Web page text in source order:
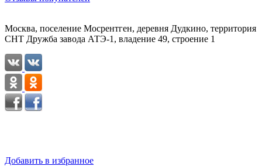
Москва, поселение Мосрентген, деревня Дудкино, территория
СНТ Дружба завода АТЭ-1, владение 49, строение 1
Добавить в избранное